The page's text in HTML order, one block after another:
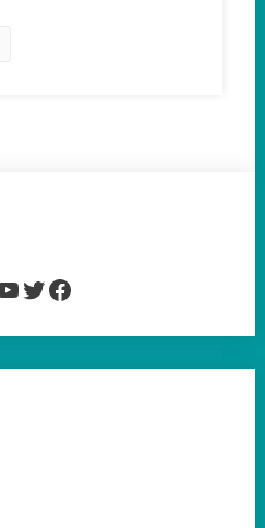
Twitter
Facebook